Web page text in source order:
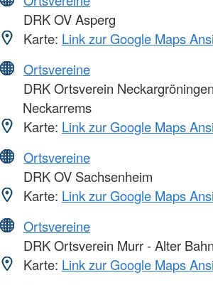
DRK OV Asperg
Karte: Link zur Google Maps
Ortsvereine
DRK Ortsverein
Neckarrems
Karte: Link zur Google Maps
Ortsvereine
DRK OV Sachsenheim
Karte: Link zur Google Maps
Ortsvereine
DRK Ortsverein Murr - Alter
Karte: Link zur Google Maps